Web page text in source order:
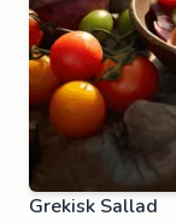
Grekisk Sallad